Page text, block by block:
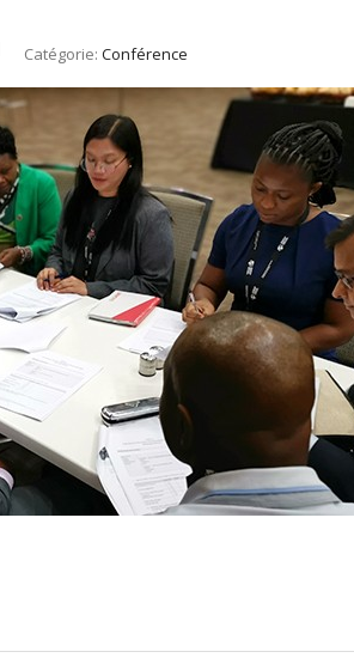
Catégorie: Conférence